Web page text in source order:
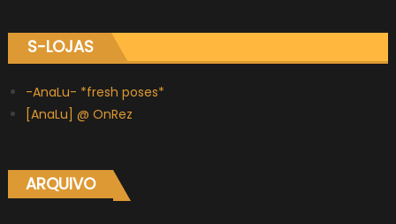
S-LOJAS
-AnaLu- *fresh poses*
[AnaLu] @ OnRez
ARQUIVO